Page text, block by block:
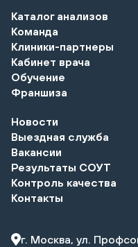
Каталог анализов
Команда
Клиники-партнеры
Кабинет врача
Обучение
Франшиза
Новости
Выездная служба
Вакансии
Результаты СОУТ
Контроль качества
Контакты
г. Москва, ул.